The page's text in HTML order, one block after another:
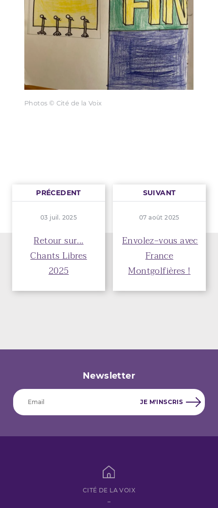
Photos © Cité de la Voix
PRÉCEDENT
03 juil. 2025
Retour sur...
Chants Libres
2025
SUIVANT
07 août 2025
Envolez‑vous avec
France
Montgolfières !
Newsletter
CITÉ DE LA VOIX
–